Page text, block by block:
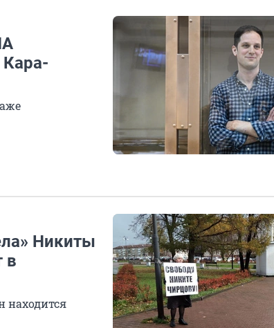
Кара-
Никиты
в
находится